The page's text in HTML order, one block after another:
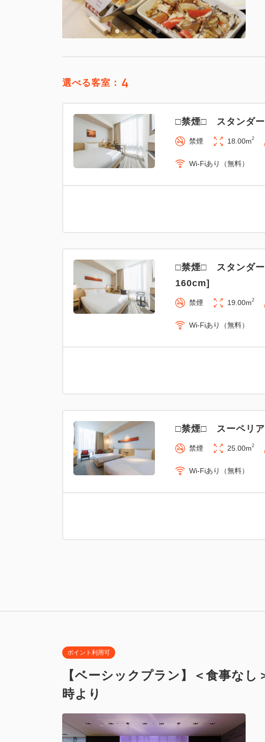
選べる客室： 4
□禁煙□ スタンダ
禁煙 18.00m2
Wi-Fiあり（無料）
□禁煙□ スタンダ
160cm]
禁煙 19.00m2
Wi-Fiあり（無料）
□禁煙□ スーペリ
禁煙 25.00m2
Wi-Fiあり（無料）
ポイント利用可
【ベーシックプラン】＜食事な
時より